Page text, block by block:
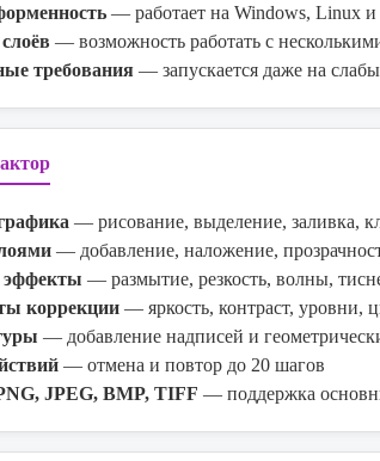
— работает на Windows, Linux и
— возможность работать с
требования — запускается даже на
— рисование, выделение, заливка,
— добавление, наложение,
— размытие, резкость, волны,
коррекции — яркость, контраст, уровни,
— добавление надписей и
— отмена и повтор до 20 шагов
JPEG, BMP, TIFF — поддержка